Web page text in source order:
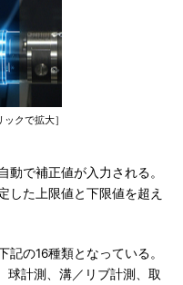
クで拡大］
で補正値が入力される。
した上限値と下限値を超え
の16種類となっている。
球計測、溝／リブ計測、取